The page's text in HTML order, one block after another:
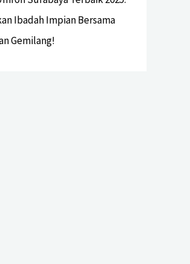
Ibadah Impian Bersama
Gemilang!